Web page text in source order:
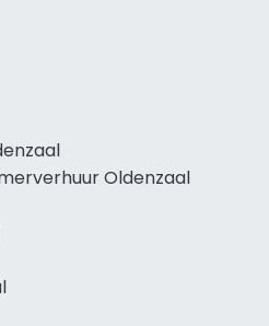
Oldenzaal